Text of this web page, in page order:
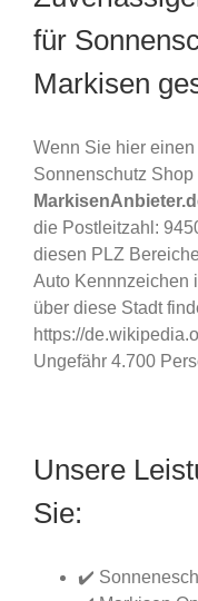
für
Markisen
Wenn Sie hier
Sonnenschutz
die Postleitzahl:
diesen PLZ
Auto Kennnzeichen
über diese Stadt
https://
Ungefähr 4.700
Unsere
Sie:
✔️